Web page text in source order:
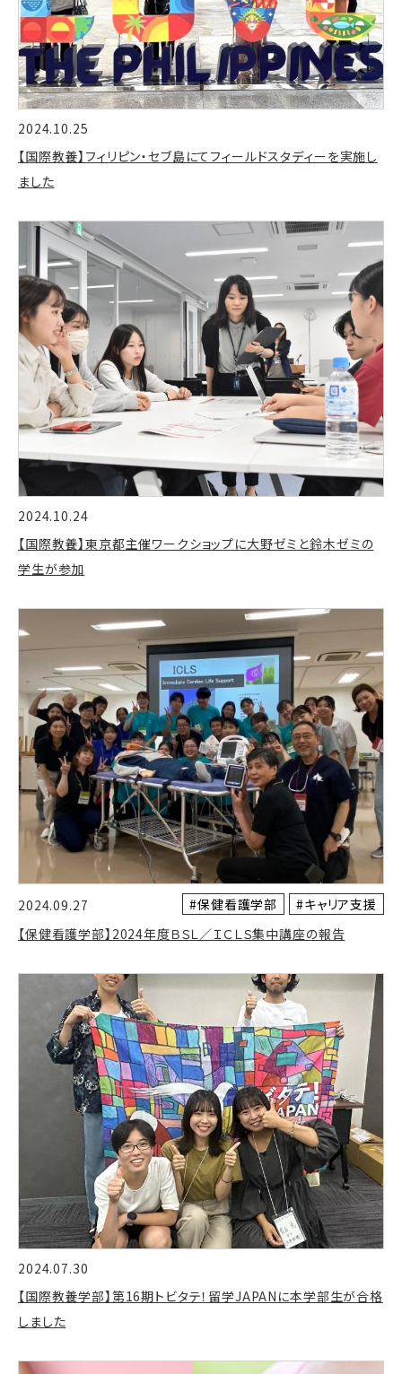
2024.10.25
【国際教養】フィリピン・セブ島にてフィールドスタディーを実施し
ました
2024.10.24
【国際教養】東京都主催ワークショップに大野ゼミと鈴木ゼミの
学生が参加
2024.09.27 #保健看護学部
#キャリア支援
【保健看護学部】2024年度ＢＳＬ／ＩＣＬＳ集中講座の報告
2024.07.30
【国際教養学部】第16期トビタテ！留学JAPANに本学部生が合格
しました